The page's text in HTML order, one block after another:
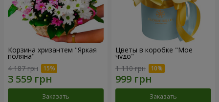
Корзина хризантем "Яркая
поляна"
4 187 грн
Заказать
Цветы в коробке "Мое
чудо"
1 110 грн
Заказать